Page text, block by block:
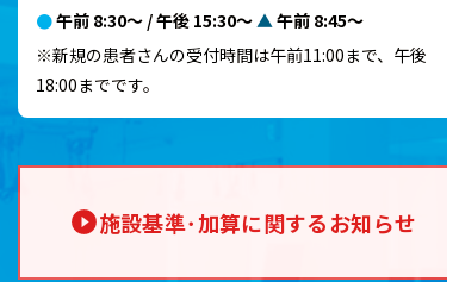
●午前 8:30～ / 午後 15:30～ ▲ 午前 8:45～
※新規の患者さんの受付時間は午前11:00まで、午後
18:00までです。
施設基準･加算に関するお知らせ